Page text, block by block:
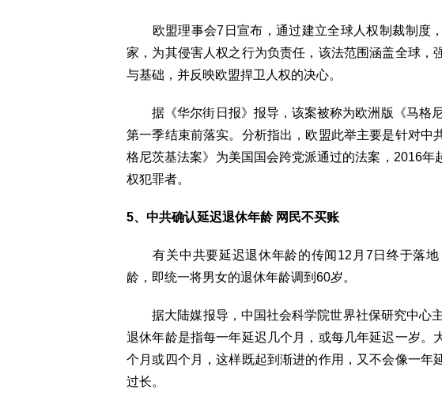
欧盟理事会7日宣布，通过建立全球人权制裁制度
家，为其侵害人权之行为负责任，该法范围涵盖全球，
与基础，并反映欧盟捍卫人权的决心。
据《华尔街日报》报导，该案被称为欧洲版《马格
第一季结束前落实。分析指出，欧盟此举主要是针对中
格尼茨基法案》为美国国会跨党派通过的法案，2016年
权犯罪者。
5、中共确认延迟退休年龄 网民不买账
有关中共要延迟退休年龄的传闻12月7日终于落地
龄，即统一将男女的退休年龄调到60岁。
据大陆媒报导，中国社会科学院世界社保研究中心主
退休年龄是指每一年延迟几个月，或每几年延迟一岁。
个月或四个月，这样既起到渐进的作用，又不会像一年
过长。